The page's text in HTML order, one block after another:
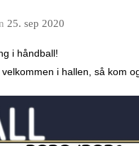
25. sep 2020
i håndball!
i hallen, så kom